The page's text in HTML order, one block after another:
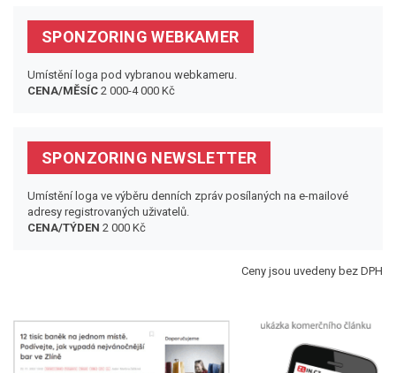
SPONZORING WEBKAMER
Umístění loga pod vybranou webkameru.
CENA/MĚSÍC 2 000-4 000 Kč
SPONZORING NEWSLETTER
Umístění loga ve výběru denních zpráv posílaných na e-mailové
adresy registrovaných uživatelů.
CENA/TÝDEN 2 000 Kč
Ceny jsou uvedeny bez DPH